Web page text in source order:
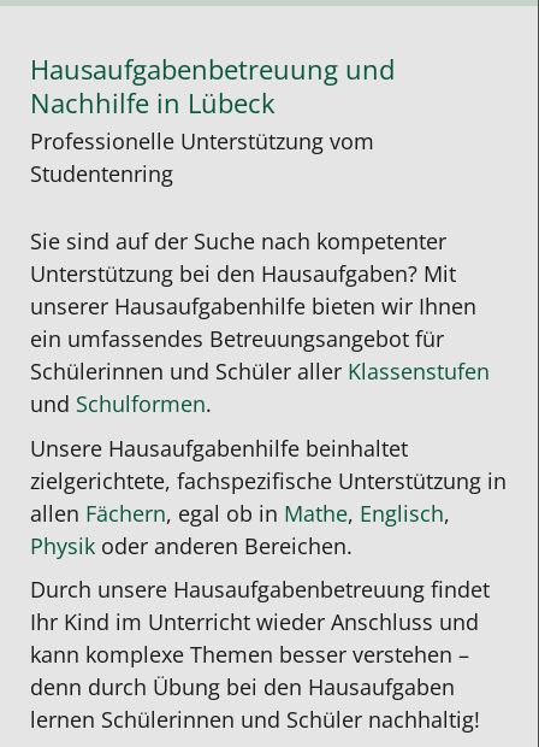
Hausaufgabenbetreuung und
Nachhilfe in Lübeck
Professionelle Unterstützung vom
Studentenring
Sie sind auf der Suche nach kompetenter
Unterstützung bei den Hausaufgaben? Mit
unserer Hausaufgabenhilfe bieten wir Ihnen
ein umfassendes Betreuungsangebot für
Schülerinnen und Schüler aller Klassenstufen
und Schulformen.
Unsere Hausaufgabenhilfe beinhaltet
zielgerichtete, fachspezifische Unterstützung in
allen Fächern, egal ob in Mathe, Englisch,
Physik oder anderen Bereichen.
Durch unsere Hausaufgabenbetreuung findet
Ihr Kind im Unterricht wieder Anschluss und
kann komplexe Themen besser verstehen –
denn durch Übung bei den Hausaufgaben
lernen Schülerinnen und Schüler nachhaltig!